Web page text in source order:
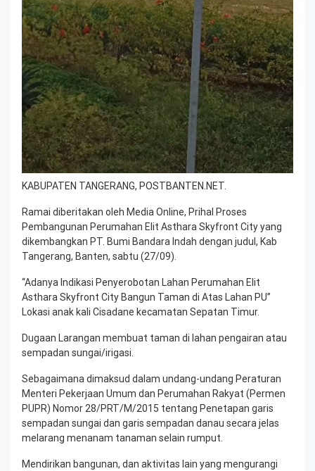
KABUPATEN TANGERANG, POSTBANTEN.NET.
Ramai diberitakan oleh Media Online, Prihal Proses
Pembangunan Perumahan Elit Asthara Skyfront City yang
dikembangkan PT. Bumi Bandara Indah dengan judul, Kab
Tangerang, Banten, sabtu (27/09).
“Adanya Indikasi Penyerobotan Lahan Perumahan Elit
Asthara Skyfront City Bangun Taman di Atas Lahan PU”
Lokasi anak kali Cisadane kecamatan Sepatan Timur.
Dugaan Larangan membuat taman di lahan pengairan atau
sempadan sungai/irigasi.
Sebagaimana dimaksud dalam undang-undang Peraturan
Menteri Pekerjaan Umum dan Perumahan Rakyat (Permen
PUPR) Nomor 28/PRT/M/2015 tentang Penetapan garis
sempadan sungai dan garis sempadan danau secara jelas
melarang menanam tanaman selain rumput.
Mendirikan bangunan, dan aktivitas lain yang mengurangi